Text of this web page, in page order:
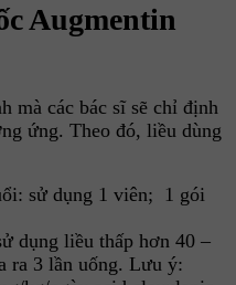
Augmentin
mà các bác sĩ sẽ chỉ định
ứng. Theo đó, liều dùng
sử dụng 1 viên; 1 gói
dụng liều thấp hơn 40 –
ra 3 lần uống. Lưu ý: